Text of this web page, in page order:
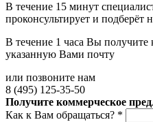
В течение 15 минут
проконсультирует и подберёт
В течение 1 часа Вы получите
указанную Вами почту
или позвоните нам
8 (495) 125-35-50
Получите коммерческое
Как к Вам обращаться? *